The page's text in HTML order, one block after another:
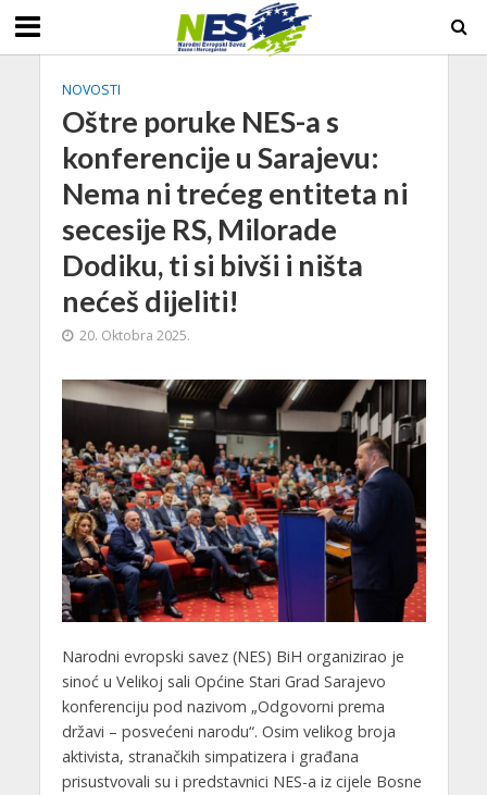
NOVOSTI
Oštre poruke NES-a s
konferencije u Sarajevu:
Nema ni trećeg entiteta ni
secesije RS, Milorade
Dodiku, ti si bivši i ništa
nećeš dijeliti!
20. Oktobra 2025.
Narodni evropski savez (NES) BiH organizirao je
sinoć u Velikoj sali Općine Stari Grad Sarajevo
konferenciju pod nazivom „Odgovorni prema
državi – posvećeni narodu“. Osim velikog broja
aktivista, stranačkih simpatizera i građana
prisustvovali su i predstavnici NES-a iz cijele Bosne